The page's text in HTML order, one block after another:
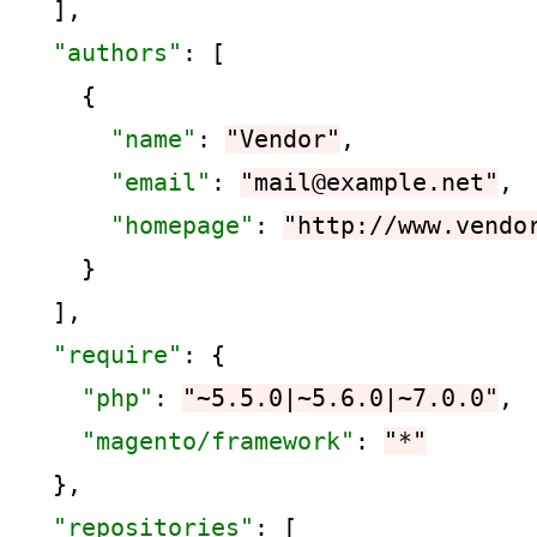
  ],
"authors" : [
    {
"name" : "Vendor" ,
"email" : "mail@example.net" ,
"homepage" :
"http://
    }
  ],
"require" : {
"php" : "~5.5.0|~5.6.0|~7.0.0" ,
"magento/framework" :
"*"
  },
"repositories" : [